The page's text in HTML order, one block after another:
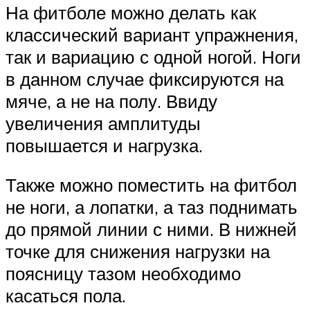
На фитболе можно делать как
классический вариант упражнения,
так и вариацию с одной ногой. Ноги
в данном случае фиксируются на
мяче, а не на полу. Ввиду
увеличения амплитуды
повышается и нагрузка.
Также можно поместить на фитбол
не ноги, а лопатки, а таз поднимать
до прямой линии с ними. В нижней
точке для снижения нагрузки на
поясницу тазом необходимо
касаться пола.